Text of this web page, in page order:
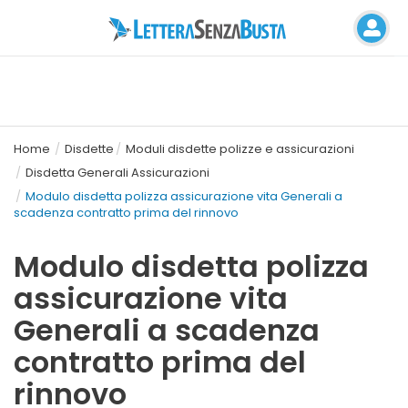
Home Disdette
Moduli disdette polizze e assicurazioni
Disdetta Generali Assicurazioni
Modulo disdetta polizza assicurazione vita Generali a
scadenza contratto prima del rinnovo
Modulo disdetta polizza
assicurazione vita
Generali a scadenza
contratto prima del
rinnovo